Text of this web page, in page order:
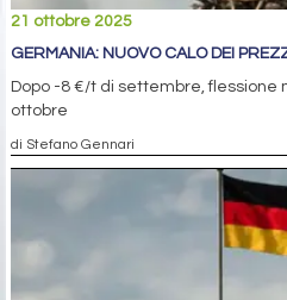
21 ottobre 2025
GERMANIA: NUOVO CALO DEI
Dopo -8 €/t di settembre, flessione
ottobre
di Stefano Gennari